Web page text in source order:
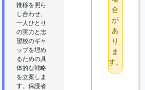
推移を照ら
し合わせ、
一人ひとり
の実力と志
望校のギャ
ップを埋め
るための具
体的な戦略
を立案しま
す。保護者
合
が
あ
り
ま
す。